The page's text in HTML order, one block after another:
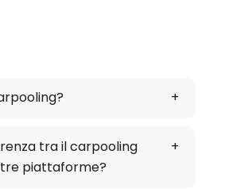
tra il carpooling
piattaforme?